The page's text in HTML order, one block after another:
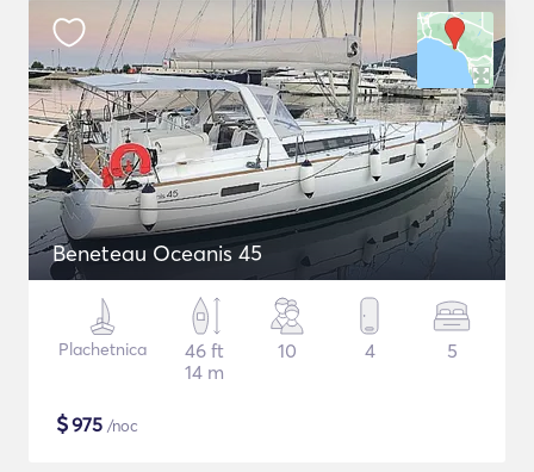
Beneteau Oceanis 45
Plachetnica
46 ft
14 m
10 4 5
$975 /noc